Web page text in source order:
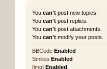
You can'tpost new topics.
You can'tpost replies.
You can'tpost attachments.
You can'tmodify your posts.
BBCode Enabled
Smilies Enabled
[img] Enabled